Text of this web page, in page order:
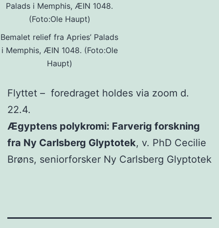
Bemalet relief fra Apries’ Palads
i Memphis, ÆIN 1048. (Foto:Ole
Haupt)
Flyttet – foredraget holdes via zoom d.
22.4.
Ægyptens polykromi: Farverig forskning
fra Ny Carlsberg Glyptotek, v. PhD Cecilie
Brøns, seniorforsker Ny Carlsberg Glyptotek